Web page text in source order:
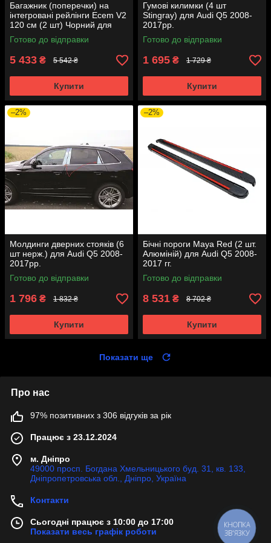
Багажник (поперечки) на
інтегровані рейлінги Ecem V2
120 см (2 шт) Чорний для
Ауди Q5 2008-2017 рр.
Готово до відправки
5 433 ₴ 5 542 ₴
Купити
Гумові килимки (4 шт
Stingray) для Audi Q5 2008-
2017рр.
Готово до відправки
1 695 ₴ 1 729 ₴
Купити
–2%
Молдинги дверних стояків (6
шт нерж.) для Audi Q5 2008-
2017рр.
Готово до відправки
1 796 ₴ 1 832 ₴
Купити
–2%
Бічні пороги Maya Red (2 шт.
Алюміній) для Audi Q5 2008-
2017 гг.
Готово до відправки
8 531 ₴ 8 702 ₴
Купити
Показати ще
Про нас
97% позитивних з 306 відгуків за рік
Працює з 23.12.2024
м. Дніпро
49000 просп. Богдана Хмельницького буд. 31, кв. 133,
Дніпропетровська обл., Дніпро, Україна
Контакти
Сьогодні працює з 10:00 до 17:00
Показати весь графік роботи
КНОПКА
ЗВ'ЯЗКУ